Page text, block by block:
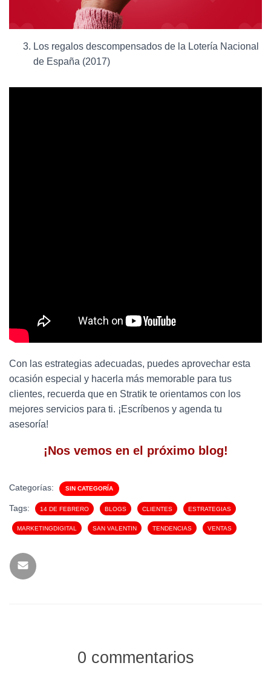
Los regalos descompensados de la Lotería Nacional
de España (2017)
Con las estrategias adecuadas, puedes aprovechar esta
ocasión especial y hacerla más memorable para tus
clientes, recuerda que en Stratik te orientamos con los
mejores servicios para ti. ¡Escríbenos y agenda tu
asesoría!
¡Nos vemos en el próximo blog!
Categorías: SIN CATEGORÍA
Tags: 14 DE FEBRERO BLOGS CLIENTES ESTRATEGIAS
MARKETINGDIGITAL SAN VALENTIN TENDENCIAS VENTAS
0 commentarios